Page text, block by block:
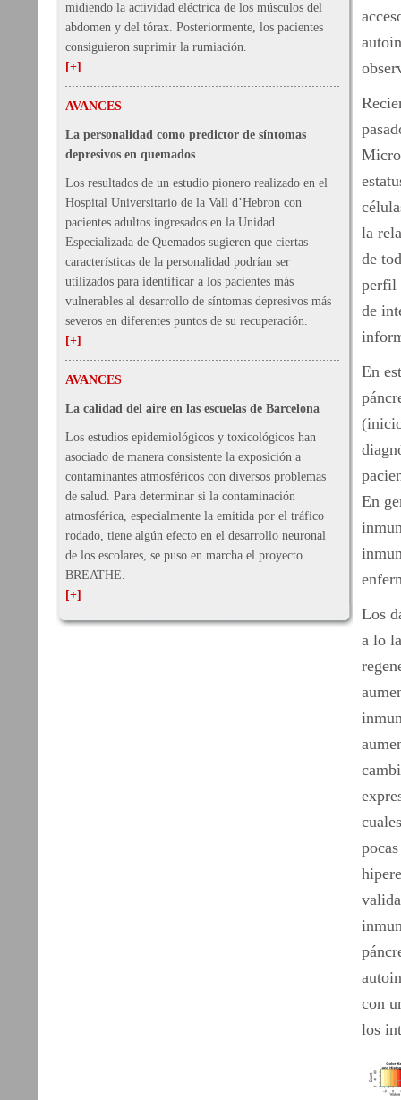
midiendo la actividad eléctrica de los músculos del
abdomen y del tórax. Posteriormente, los pacientes
consiguieron suprimir la rumiación.
[+]
AVANCES
La personalidad como predictor de síntomas
depresivos en quemados
Los resultados de un estudio pionero realizado en el
Hospital Universitario de la Vall d’Hebron con
pacientes adultos ingresados ​​en la Unidad
Especializada de Quemados sugieren que ciertas
características de la personalidad podrían ser
utilizados para identificar a los pacientes más
vulnerables al desarrollo de síntomas depresivos más
severos en diferentes puntos de su recuperación.
[+]
AVANCES
La calidad del aire en las escuelas de Barcelona
Los estudios epidemiológicos y toxicológicos han
asociado de manera consistente la exposición a
contaminantes atmosféricos con diversos problemas
de salud. Para determinar si la contaminación
atmosférica, especialmente la emitida por el tráfico
rodado, tiene algún efecto en el desarrollo neuronal
de los escolares, se puso en marcha el proyecto
BREATHE.
[+]
la
de
perfil
de
En
En
Los
a lo
con
los